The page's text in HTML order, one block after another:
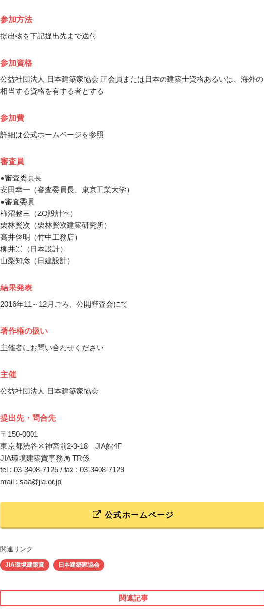
参加方法
提出物を下記提出先まで送付
参加資格
公益社団法人 日本建築家協会 正会員または日本の建築士資格あるいは、海外の
相当する資格を有する者とする
参加費
詳細は公式ホームページを参照
審査員
●審査委員長
安田幸一（審査委員長、東京工業大学）
●審査委員
柿沼整三（ZO設計室）
栗林賢次（栗林賢次建築研究所）
高井啓明（竹中工務店）
柳井崇（日本設計）
山梨知彦（日建設計）
結果発表
2016年11～12月ごろ、公開審査会にて
著作権の扱い
主催者にお問い合わせください
主催
公益社団法人 日本建築家協会
提出先・問合先
〒150-0001
東京都渋谷区神宮前2-3-18 JIA館4F
JIA環境建築賞事務局 TR係
tel : 03-3408-7125 / fax : 03-3408-7129
mail : saa@jia.or.jp
公式ホームページ
関連リンク
JIA環境建築賞 日本建築家協会
関連記事